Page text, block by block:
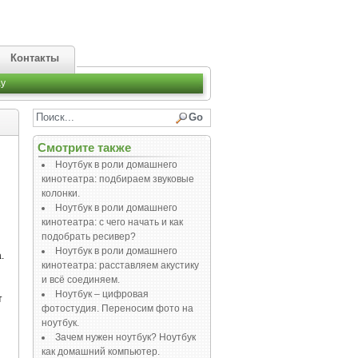
Контакты
Смотрите также
Ноутбук в роли домашнего
кинотеатра: подбираем звуковые
колонки.
Ноутбук в роли домашнего
кинотеатра: с чего начать и как
подобрать ресивер?
Ноутбук в роли домашнего
кинотеатра: расставляем акустику
и всё соединяем.
Ноутбук – цифровая
фотостудия. Переносим фото на
ноутбук.
Зачем нужен ноутбук? Ноутбук
как домашний компьютер.